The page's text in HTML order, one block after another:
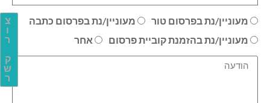
צ
ו
ר
ק
ש
ר
מעוניין/נת בפרסום טור
מעוניין/נת בפרסום כתבה
מעוניין/נת בהזמנת קוביית פרסום
אחר